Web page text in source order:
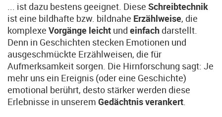
... ist dazu bestens geeignet. Diese Schreibtechnik
ist eine bildhafte bzw. bildnahe Erzählweise, die
komplexe Vorgänge leicht und einfach darstellt.
Denn in Geschichten stecken Emotionen und
ausgeschmückte Erzählweisen, die für
Aufmerksamkeit sorgen. Die Hirnforschung sagt: Je
mehr uns ein Ereignis (oder eine Geschichte)
emotional berührt, desto stärker werden diese
Erlebnisse in unserem Gedächtnis verankert.